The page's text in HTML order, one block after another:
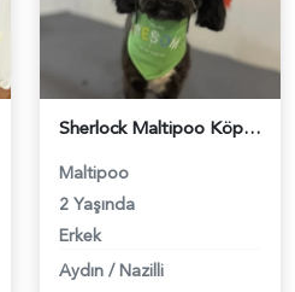
Sherlock Maltipoo Köpeğim Eş Arıyor - 118984593
Maltipoo
2 Yaşında
Erkek
Aydın / Nazilli